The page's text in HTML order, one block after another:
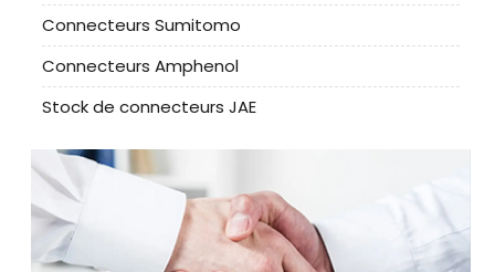
Connecteurs Sumitomo
Connecteurs Amphenol
Stock de connecteurs JAE